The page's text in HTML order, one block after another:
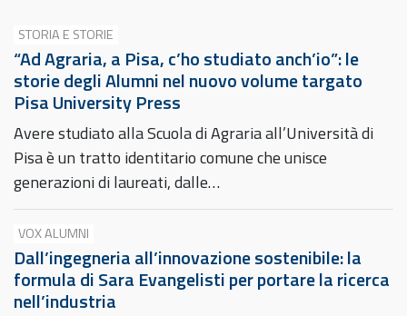
STORIA E STORIE
“Ad Agraria, a Pisa, c’ho studiato anch’io”: le
storie degli Alumni nel nuovo volume targato
Pisa University Press
Avere studiato alla Scuola di Agraria all’Università di
Pisa è un tratto identitario comune che unisce
generazioni di laureati, dalle…
VOX ALUMNI
Dall’ingegneria all’innovazione sostenibile: la
formula di Sara Evangelisti per portare la ricerca
nell’industria